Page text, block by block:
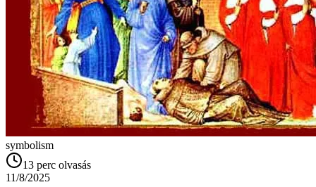
symbolism
13 perc olvasás
11/8/2025